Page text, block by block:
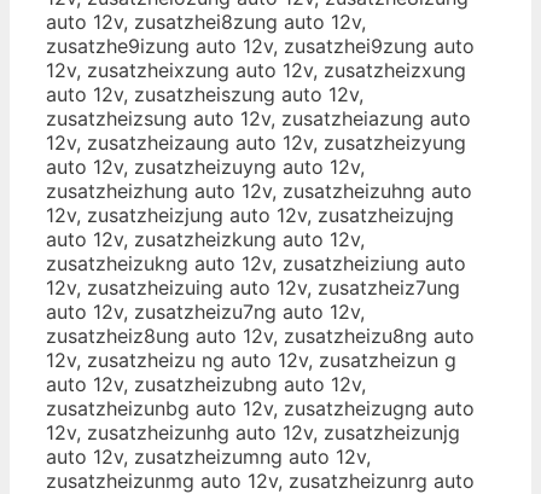
auto 12v, zusatzhei8zung auto 12v,
zusatzhe9izung auto 12v, zusatzhei9zung auto
12v, zusatzheixzung auto 12v, zusatzheizxung
auto 12v, zusatzheiszung auto 12v,
zusatzheizsung auto 12v, zusatzheiazung auto
12v, zusatzheizaung auto 12v, zusatzheizyung
auto 12v, zusatzheizuyng auto 12v,
zusatzheizhung auto 12v, zusatzheizuhng auto
12v, zusatzheizjung auto 12v, zusatzheizujng
auto 12v, zusatzheizkung auto 12v,
zusatzheizukng auto 12v, zusatzheiziung auto
12v, zusatzheizuing auto 12v, zusatzheiz7ung
auto 12v, zusatzheizu7ng auto 12v,
zusatzheiz8ung auto 12v, zusatzheizu8ng auto
12v, zusatzheizu ng auto 12v, zusatzheizun g
auto 12v, zusatzheizubng auto 12v,
zusatzheizunbg auto 12v, zusatzheizugng auto
12v, zusatzheizunhg auto 12v, zusatzheizunjg
auto 12v, zusatzheizumng auto 12v,
zusatzheizunmg auto 12v, zusatzheizunrg auto